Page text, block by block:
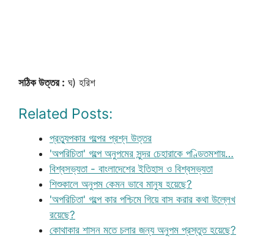
সঠিক উত্তর : ঘ) হরিশ
Related Posts:
প্রত্যুপকার গল্পের প্রশ্ন উত্তর
'অপরিচিতা' গল্পে অনুপমের সুন্দর চেহারাকে পণ্ডিতমশায়…
বিশ্বসভ্যতা - বাংলাদেশের ইতিহাস ও বিশ্বসভ্যতা
শিশুকালে অনুপম কেমন ভাবে মানুষ হয়েছে?
'অপরিচিতা' গল্পে কার পশ্চিমে গিয়ে বাস করার কথা উল্লেখ
রয়েছে?
কোথাকার শাসন মতে চলার জন্য অনুপম প্রস্তুত হয়েছে?